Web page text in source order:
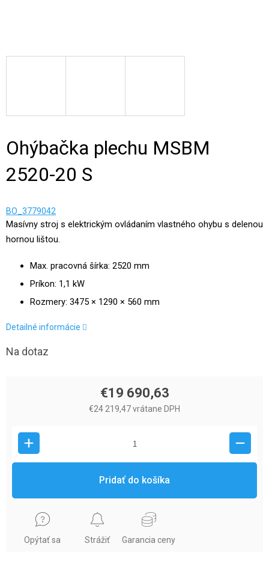
Ohýbačka plechu MSBM
2520-20 S
BO_3779042
Masívny stroj s elektrickým ovládaním vlastného ohybu s delenou
hornou lištou.
Max. pracovná šírka: 2520 mm
Príkon: 1,1 kW
Rozmery: 3475 × 1290 × 560 mm
Detailné informácie
Na dotaz
€19 690,63
€24 219,47 vrátane DPH
Pridať do košíka
Opýtať sa Strážiť Garancia ceny